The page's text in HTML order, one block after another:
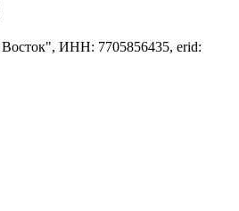
ИНН: 7705856435, erid: